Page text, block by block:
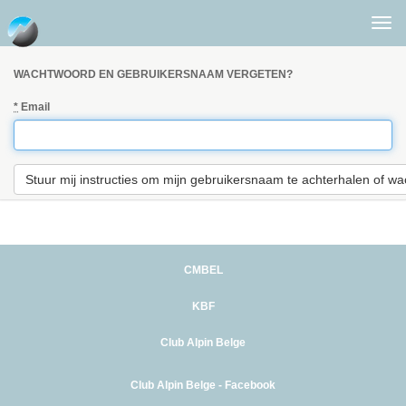
WACHTWOORD EN GEBRUIKERSNAAM VERGETEN?
* Email
CMBEL
KBF
Club Alpin Belge
Club Alpin Belge - Facebook